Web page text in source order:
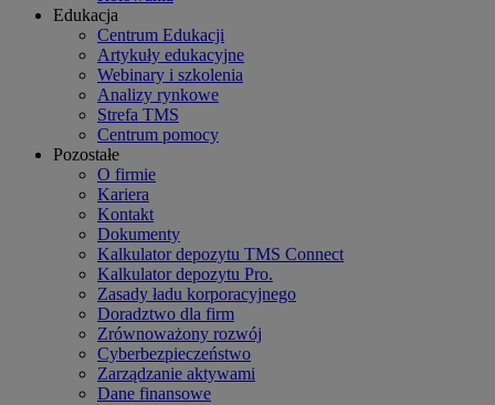
Edukacja
Centrum Edukacji
Artykuły edukacyjne
Webinary i szkolenia
Analizy rynkowe
Strefa TMS
Centrum pomocy
Pozostałe
O firmie
Kariera
Kontakt
Dokumenty
Kalkulator depozytu TMS Connect
Kalkulator depozytu Pro.
Zasady ładu korporacyjnego
Doradztwo dla firm
Zrównoważony rozwój
Cyberbezpieczeństwo
Zarządzanie aktywami
Dane finansowe